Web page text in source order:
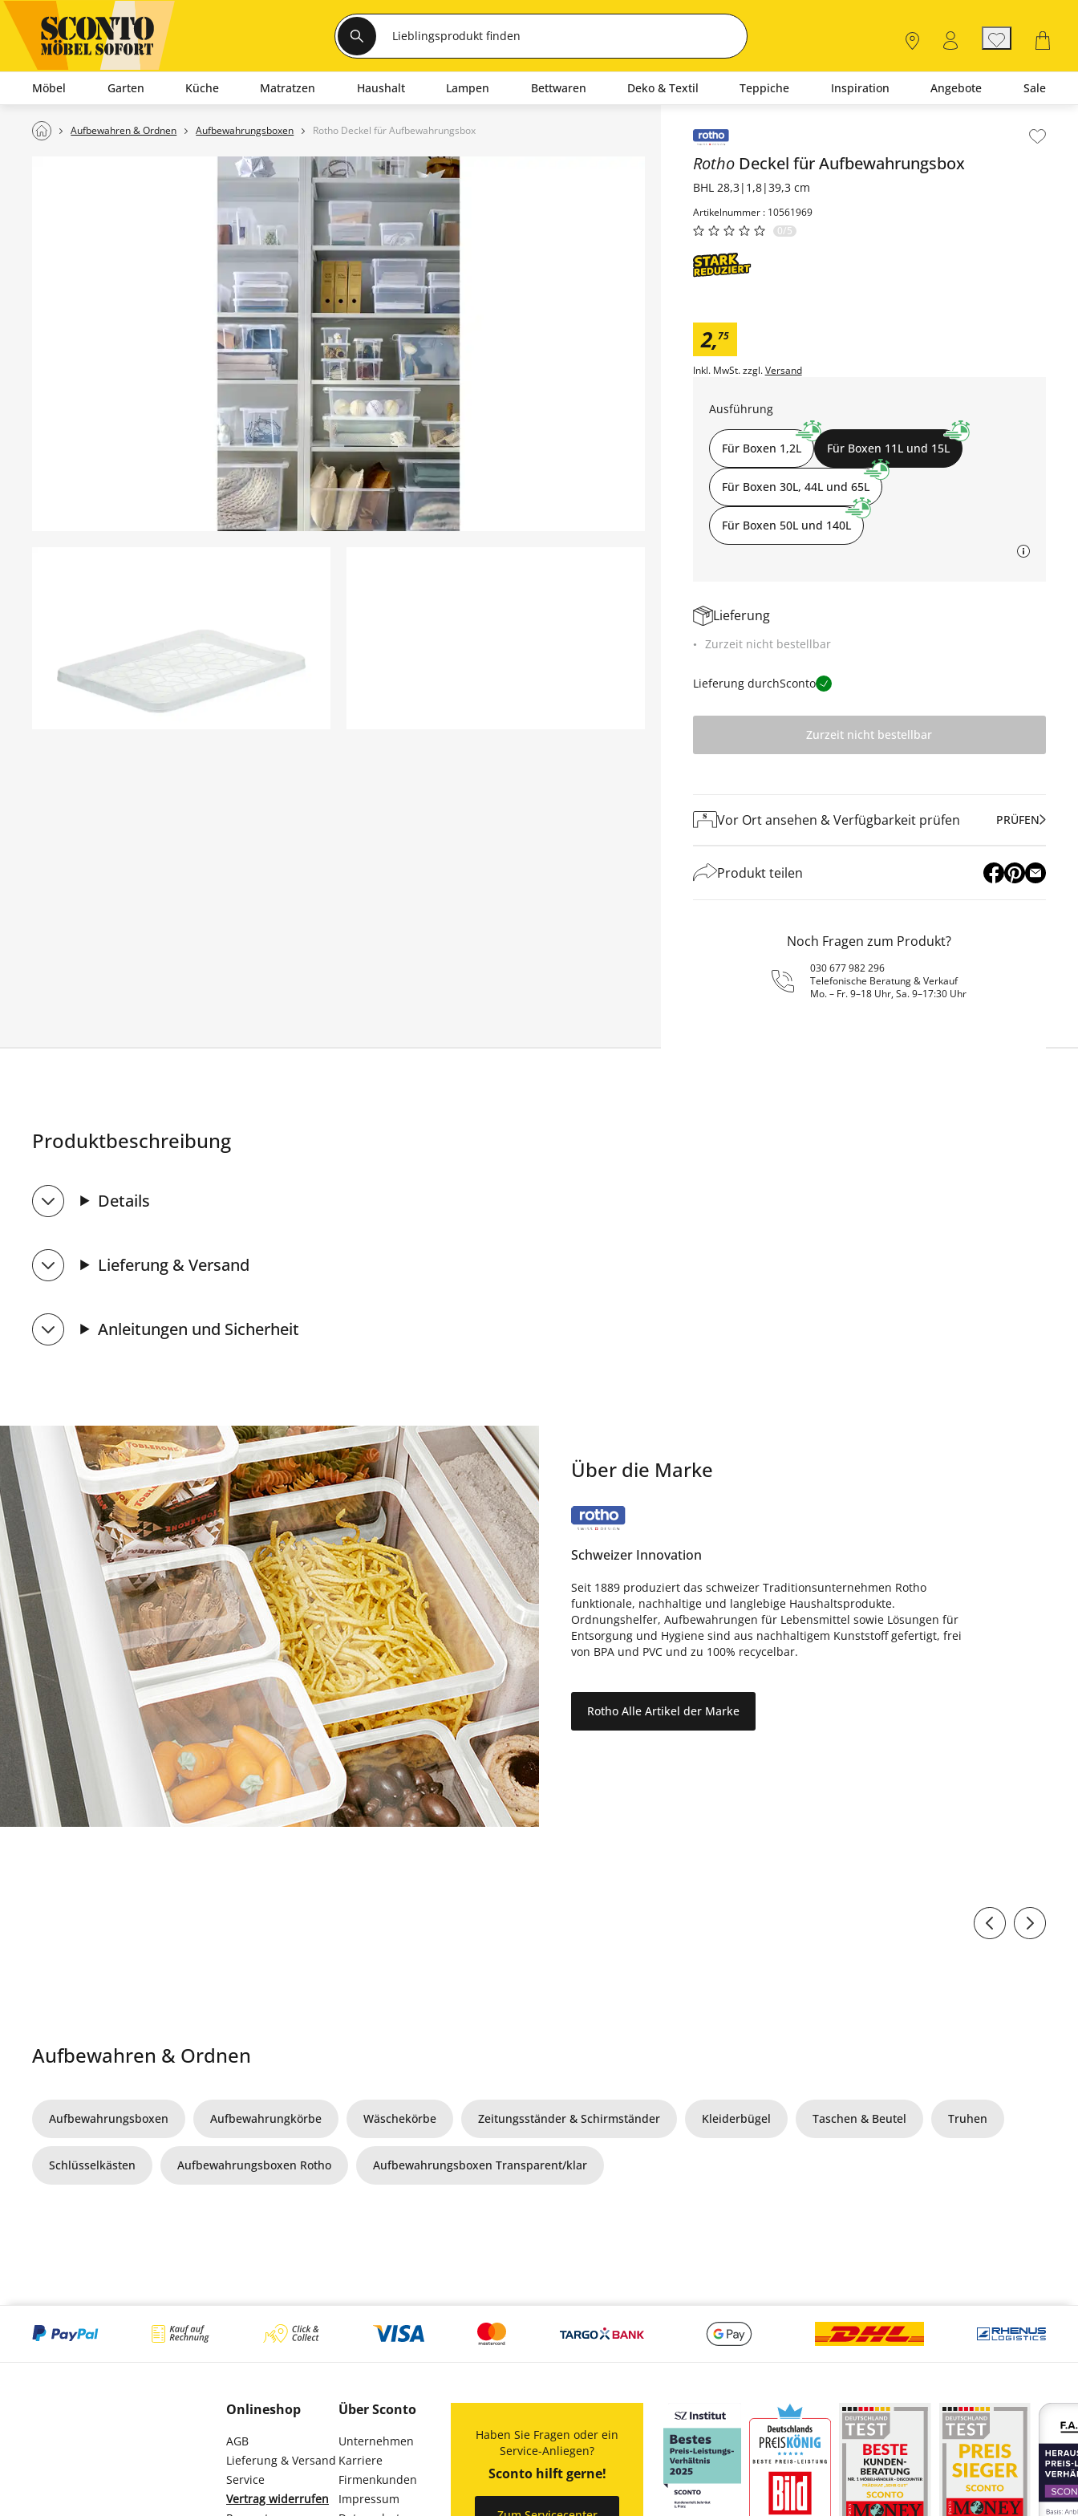
Möbel Garten Küche Matratzen Haushalt Lampen Bettwaren Deko & Textil Teppiche Inspiration Angebote Sale
Aufbewahren & Ordnen Aufbewahrungsboxen Rotho Deckel für Aufbewahrungsbox Inhalt der Seitenleiste überspringen - Zum Seitenende
Rotho Deckel für Aufbewahrungsbox
BHL 28,3|1,8|39,3 cm
Artikelnummer : 10561969
0/5
2,75
Inkl. MwSt. zzgl.Versand
Ausführung
Für Boxen 1,2L Für Boxen 11L und 15L
Für Boxen 30L, 44L und 65L
Für Boxen 50L und 140L
Lieferung
Zurzeit nicht bestellbar
Lieferung durchSconto
Zurzeit nicht bestellbar
Vor Ort ansehen & Verfügbarkeit prüfen PRÜFEN
Produkt teilen
Noch Fragen zum Produkt?
030 677 982 296
Telefonische Beratung & Verkauf
Mo. – Fr. 9–18 Uhr, Sa. 9–17:30 Uhr
Produktbeschreibung
Details
Lieferung & Versand
Anleitungen und Sicherheit
Über die Marke
Schweizer Innovation
Seit 1889 produziert das schweizer Traditionsunternehmen Rotho
funktionale, nachhaltige und langlebige Haushaltsprodukte.
Ordnungshelfer, Aufbewahrungen für Lebensmittel sowie Lösungen für
Entsorgung und Hygiene sind aus nachhaltigem Kunststoff gefertigt, frei
von BPA und PVC und zu 100% recycelbar.
Rotho Alle Artikel der Marke
Aufbewahren & Ordnen
Aufbewahrungsboxen Aufbewahrungkörbe Wäschekörbe Zeitungsständer & Schirmständer Kleiderbügel Taschen & Beutel Truhen
Schlüsselkästen Aufbewahrungsboxen Rotho Aufbewahrungsboxen Transparent/klar
Onlineshop
AGB
Lieferung & Versand
Service
Vertrag widerrufen
Über Sconto
Unternehmen
Karriere
Firmenkunden
Impressum
Haben Sie Fragen oder ein
Service-Anliegen?
Sconto hilft gerne!